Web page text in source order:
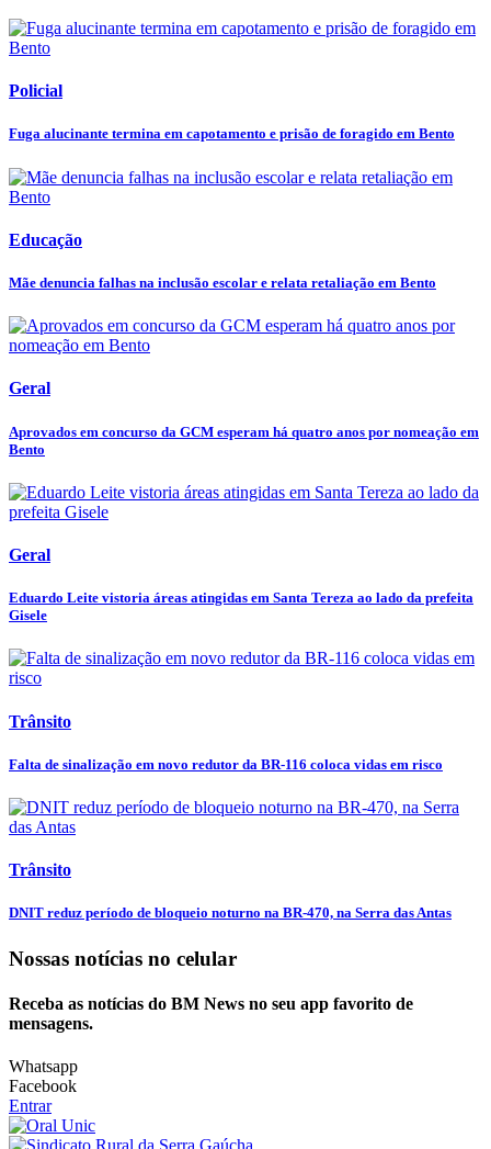
Policial
Fuga alucinante termina em capotamento e prisão de foragido em Bento
Educação
Mãe denuncia falhas na inclusão escolar e relata retaliação em Bento
Geral
Aprovados em concurso da GCM esperam há quatro anos por nomeação em
Bento
Geral
Eduardo Leite vistoria áreas atingidas em Santa Tereza ao lado da prefeita
Gisele
Trânsito
Falta de sinalização em novo redutor da BR-116 coloca vidas em risco
Trânsito
DNIT reduz período de bloqueio noturno na BR-470, na Serra das Antas
Nossas notícias no celular
Receba as notícias do BM News no seu app favorito de
mensagens.
Whatsapp
Facebook
Entrar